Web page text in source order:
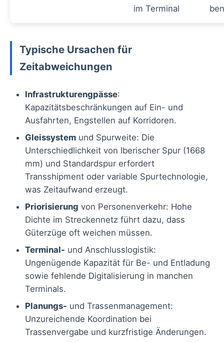
im Terminal
Typische Ursachen für
Zeitabweichungen
Infrastrukturengpässe:
Kapazitätsbeschränkungen auf Ein- und
Ausfahrten, Engstellen auf Korridoren.
Gleissystem und Spurweite: Die
Unterschiedlichkeit von Iberischer Spur (1668
mm) und Standardspur erfordert
Transshipment oder variable Spurtechnologie,
was Zeitaufwand erzeugt.
Priorisierung von Personenverkehr: Hohe
Dichte im Streckennetz führt dazu, dass
Güterzüge oft weichen müssen.
Terminal- und Anschlusslogistik:
Ungenügende Kapazität für Be- und Entladung
sowie fehlende Digitalisierung in manchen
Terminals.
Planungs- und Trassenmanagement:
Unzureichende Koordination bei
Trassenvergabe und kurzfristige Änderungen.